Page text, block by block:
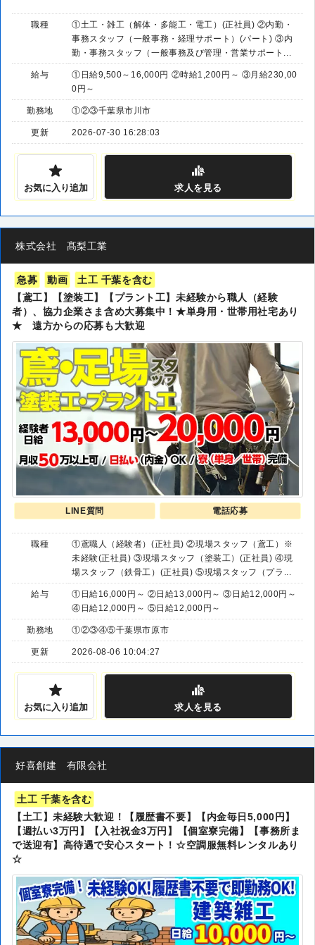
職種
①土工・雑工（解体・多能工・電工）(正社員) ②内勤・
事務スタッフ（一般事務・経理サポート）(パート) ③内
勤・事務スタッフ（一般事務及び管理・営業サポート...
給与
①日給9,500～16,000円 ②時給1,200円～ ③月給230,00
0円～
勤務地 ①②③千葉県市川市
更新 2026-07-30 16:28:03
お気に入り追加 求人 を見る
株式会社 髙梨工業
急募 動画
土工 千葉を含む
【鳶工】【塗装工】【プラント工】未経験から職人（経験
者）、協力企業さま含め大募集中！★単身用・世帯用社宅あり
★ 遠方からの応募も大歓迎
LINE質問 電話応募
職種
①鳶職人（経験者）(正社員) ②現場スタッフ（鳶工）※
未経験(正社員) ③現場スタッフ（塗装工）(正社員) ④現
場スタッフ（鉄骨工）(正社員) ⑤現場スタッフ（プラ...
給与
①日給16,000円～ ②日給13,000円～ ③日給12,000円～
④日給12,000円～ ⑤日給12,000円～
勤務地 ①②③④⑤千葉県市原市
更新 2026-08-06 10:04:27
お気に入り追加 求人を見る
好喜創建 有限会社
土工 千葉を含む
【土工】未経験大歓迎！【履歴書不要】【内金毎日5,000円】
【週払い3万円】【入社祝金3万円】【個室寮完備】【事務所ま
で送迎有】高待遇で安心スタート！☆空調服無料レンタルあり
☆